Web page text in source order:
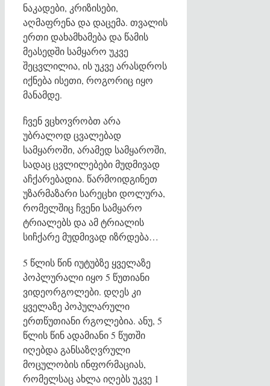
ნაკადები, კრიზისები,
აღმაფრენა და დაცემა. თვალის
ერთი დახამხამება და წამის
მეასედში სამყარო უკვე
შეცვლილია, ის უკვე არასდროს
იქნება ისეთი, როგორიც იყო
მანამდე.
ჩვენ ვცხოვრობთ არა
უბრალოდ ცვალებად
სამყაროში, არამედ სამყაროში,
სადაც ცვლილებები მუდმივად
აჩქარებადია. წარმოიდგინეთ
უზარმაზარი სარეცხი დოლურა,
რომელშიც ჩვენი სამყარო
ტრიალებს და ამ ტრიალის
სიჩქარე მუდმივად იზრდება…
5 წლის წინ იუტუბზე ყველაზე
პოპლურალი იყო 5 წუთიანი
ვიდეორგოლები. დღეს კი
ყველაზე პოპულარული
ერთწუთიანი რგოლებია. ანუ, 5
წლის წინ ადამიანი 5 წუთში
იღებდა განსაზღვრული
მოცულობის ინფორმაციას,
რომელსაც ახლა იღებს უკვე 1